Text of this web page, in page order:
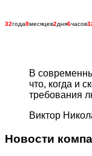
32года8месяцев2дня6часов
В
что, когда и
требования
Виктор
Новости